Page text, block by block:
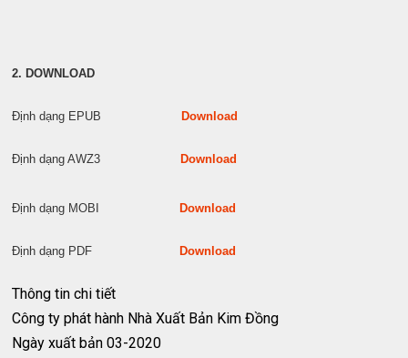
2. DOWNLOAD
Định dạng EPUB Download
Định dạng AWZ3 Download
Định dạng MOBI Download
Định dạng PDF Download
Thông tin chi tiết
Công ty phát hành Nhà Xuất Bản Kim Đồng
Ngày xuất bản 03-2020